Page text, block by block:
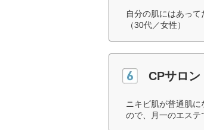
自分の肌にはあっ
（30代／女性）
CPサロン
ニキビ肌が普通肌
ので、月一のエステ